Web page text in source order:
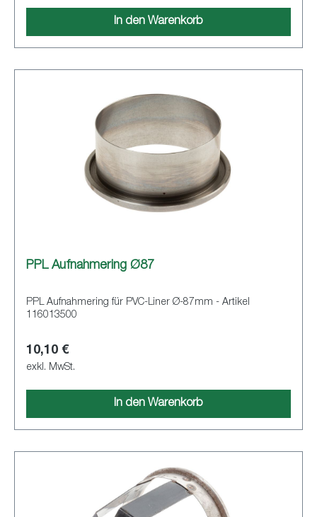
In den Warenkorb
PPL Aufnahmering Ø87
PPL Aufnahmering für PVC-Liner Ø-87mm - Artikel
116013500
10,10 €
exkl. MwSt.
In den Warenkorb